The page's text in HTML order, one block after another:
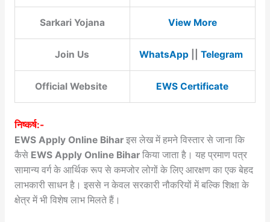
Sarkari Yojana View More
Join Us WhatsApp ||Telegram
Official Website EWS Certificate
निष्कर्ष:-
EWS Apply Online Bihar इस लेख में हमने विस्तार से जाना कि
कैसे EWS Apply Online Biharकिया जाता है। यह प्रमाण पत्र
सामान्य वर्ग के आर्थिक रूप से कमजोर लोगों के लिए आरक्षण का एक बेहद
लाभकारी साधन है। इससे न केवल सरकारी नौकरियों में बल्कि शिक्षा के
क्षेत्र में भी विशेष लाभ मिलते हैं।